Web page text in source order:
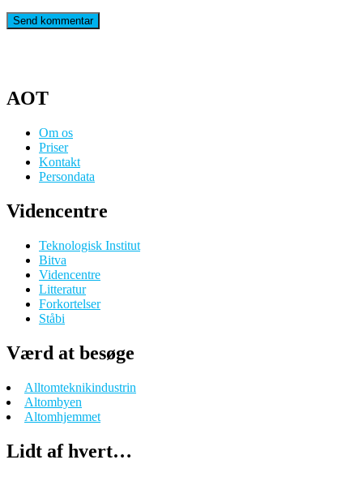
AOT
Om os
Priser
Kontakt
Persondata
Videncentre
Teknologisk Institut
Bitva
Videncentre
Litteratur
Forkortelser
Ståbi
Værd at besøge
Alltomteknikindustrin
Altombyen
Altomhjemmet
Lidt af hvert…